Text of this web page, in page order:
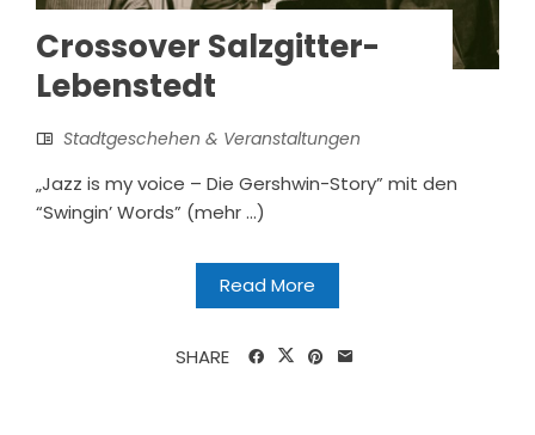
Crossover Salzgitter-
Lebenstedt
Stadtgeschehen & Veranstaltungen
„Jazz is my voice – Die Gershwin-Story” mit den
“Swingin’ Words” (mehr …)
Read More
SHARE